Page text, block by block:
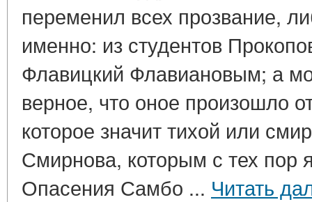
переменил всех прозвание,
именно: из студентов
Флавицкий Флавиановым; а
верное, что оное произошло
которое значит тихой или
Смирнова, которым с тех пор
Опасения Самбо ... Читать